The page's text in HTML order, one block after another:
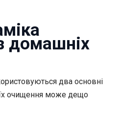
домашніх
два основні
їх очищення може дещо